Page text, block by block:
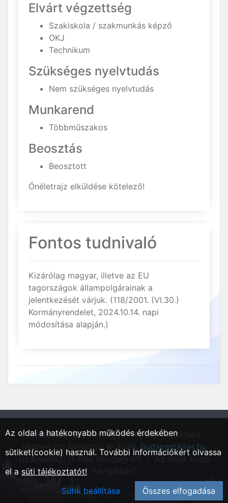
Elvárt végzettség
Szakiskola / szakmunkás képző
OKJ
Technikum
Szükséges nyelvtudás
Nem szükséges nyelvtudás
Munkarend
Többműszakos
Beosztás
Beosztott
Önéletrajz elküldése kötelező!
Fontos tudnivaló
Kizárólag magyar, illetve az EU
tagországok állampolgárainak a
jelentkezését várjuk. (118/2001. (VI.30.)
Kormányrendelet, 2024.10.14. napi
módosítása alapján.)
"Budapest, Pest vármegyei régió állásportálja"
Minden jog fentartva © 2026. BudapestAllas.hu
Üzemeltető: IT-Nav Hungary Kft. | "Az elsők közé
Az oldal a hatékonyabb működés érdekében
sütiket(cookie) használ. További információkért olvassa
el a süti tájékoztatót!
Sütik beállítása
Összes elfogadása